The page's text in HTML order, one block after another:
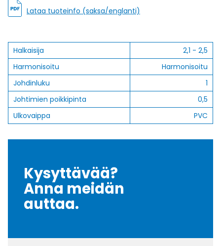
Lataa tuoteinfo (saksa/englanti)
Halkaisija
2,1 - 2,5
Harmonisoitu
Harmonisoitu
Johdinluku
1
Johtimien poikkipinta
0,5
Ulkovaippa
PVC
Kysyttävää?
Anna meidän
auttaa.